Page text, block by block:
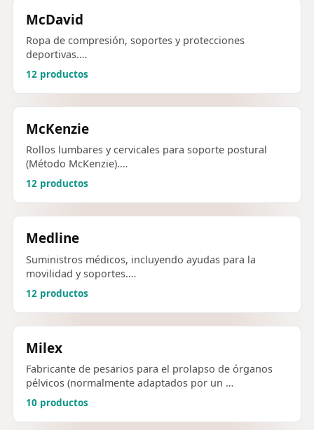
McDavid
Ropa de compresión, soportes y protecciones
deportivas.…
12 productos
McKenzie
Rollos lumbares y cervicales para soporte postural
(Método McKenzie).…
12 productos
Medline
Suministros médicos, incluyendo ayudas para la
movilidad y soportes.…
12 productos
Milex
Fabricante de pesarios para el prolapso de órganos
pélvicos (normalmente adaptados por un …
10 productos